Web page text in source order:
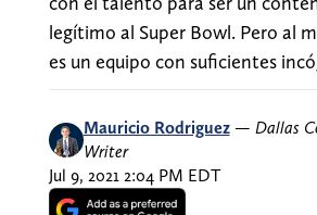
legítimo al Super Bowl. Pero al
es un equipo con suficientes
Mauricio Rodriguez — Dallas
Writer
Jul 9, 2021 2:04 PM EDT